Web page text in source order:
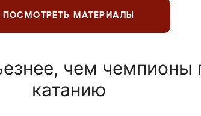
ПОСМОТРЕТЬ МАТЕРИАЛЫ
чем чемпионы
катанию